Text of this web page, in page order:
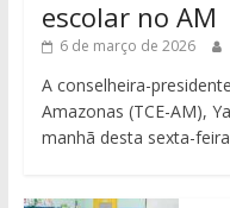
escolar no AM
6 de março de 2026
A conselheira-
Amazonas (TCE-AM),
manhã desta sexta-